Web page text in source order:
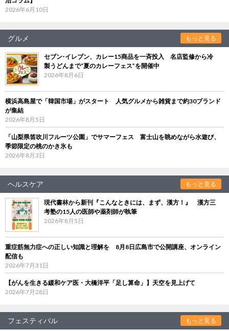
2026年6月10日
グルメ もっと見る
セブン‐イレブン、カレー15商品を一斉投入 名店監修から冷
製うどんまで“夏のカレーフェス”を開催中
2026年8月6日
横浜高島屋で「韓国市場」がスタート 人気グルメから雑貨まで約30ブランド
が集結
2026年8月5日
「山梨県笛吹川フルーツ公園」でサマーフェス 富士山を眺めながら水遊び、
季節限定の桃のかき氷も
2026年8月3日
ヘルスケア もっと見る
現代書林から新刊『こんなときには、まず、漢方！』 漢方三
考塾の15人の医師や薬剤師が執筆
2026年8月5日
重症筋無力症への正しい知識と理解を 8月8日広島市で公開講座、オンライン
配信も
2026年7月31日
【がんを生きる緩和ケア医・大橋洋平「足し算命」】天空を見上げて
2026年7月28日
フェスティバル もっと見る